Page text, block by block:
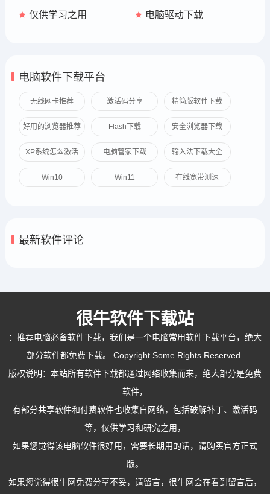
仅供学习之用 电脑驱动下载
电脑软件下载平台
无线网卡推荐 激活码分享 精简版软件下载
好用的浏览器推荐 Flash下载 安全浏览器下载
XP系统怎么激活 电脑管家下载 输入法下载大全
Win10 Win11 在线宽带测速
最新软件评论
很牛软件下载站
： 推荐电脑必备软件下载，我们是一个电脑常用软件下载平台，绝大
部分软件都免费下载。 Copyright Some Rights Reserved.
版权说明：本站所有软件下载都通过网络收集而来，绝大部分是免费
软件，
有部分共享软件和付费软件也收集自网络，包括破解补丁、激活码
等，仅供学习和研究之用，
如果您觉得该电脑软件很好用，需要长期用的话，请购买官方正式
版。
如果您觉得很牛网免费分享不妥，请留言，很牛网会在看到留言后，